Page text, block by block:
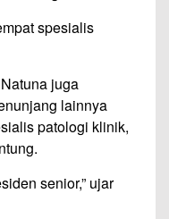
spesialis
juga
lainnya
patologi klinik,
senior,” ujar